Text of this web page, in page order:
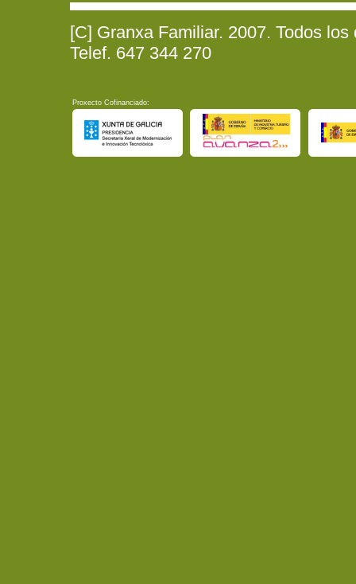
[C] Granxa Familiar. 2007. Todos
Telef. 647 344 270
Proxecto Cofinanciado: